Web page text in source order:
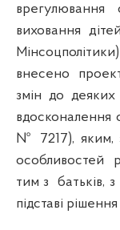
врегулювання
виховання
внесено
змін до деяких
вдосконалення
№ 7217), яким,
особливостей
тим з
батьків,
підставі